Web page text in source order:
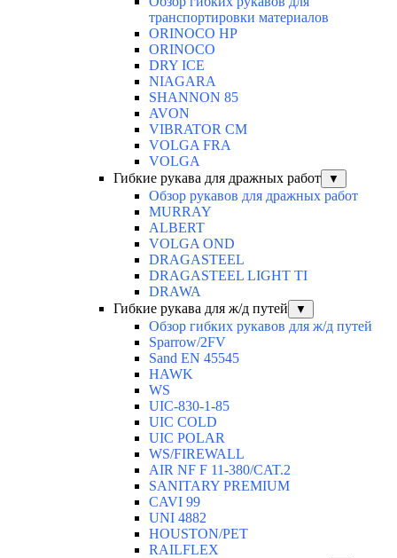
транспортировки материалов
ORINOCO HP
ORINOCO
DRY ICE
NIAGARA
SHANNON 85
AVON
VIBRATOR CM
VOLGA FRA
VOLGA
Гибкие рукава для дражных работ
▼
Обзор рукавов для дражных работ
MURRAY
ALBERT
VOLGA OND
DRAGASTEEL
DRAGASTEEL LIGHT TI
DRAWA
Гибкие рукава для ж/д путей
▼
Обзор гибких рукавов для ж/д путей
Sparrow/2FV
Sand EN 45545
HAWK
WS
UIC-830-1-85
UIC COLD
UIC POLAR
WS/FIREWALL
AIR NF F 11-380/CAT.2
SANITARY PREMIUM
CAVI 99
UNI 4882
HOUSTON/PET
RAILFLEX